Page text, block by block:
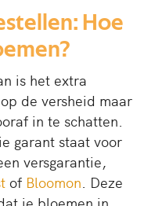
Hoe
is het extra
de versheid maar
in te schatten.
garant staat voor
versgarantie,
of Bloomon. Deze